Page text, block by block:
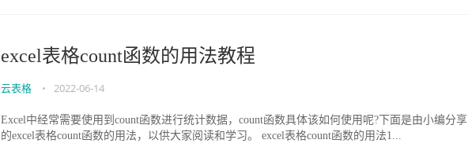
excel表格count函数的用法教程
云表格 • 2022-06-14
Excel中经常需要使用到count函数进行统计数据，count函数具体该如何使用呢?下面是由小编分享
的excel表格count函数的用法，以供大家阅读和学习。 excel表格count函数的用法1...